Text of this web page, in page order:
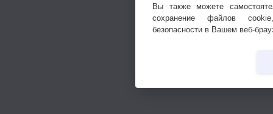
Вы также можете
сохранение файлов
безопасности в Вашем веб-